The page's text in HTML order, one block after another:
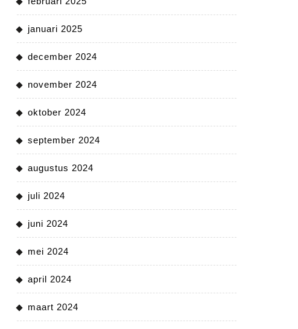
januari 2025
december 2024
november 2024
oktober 2024
september 2024
augustus 2024
juli 2024
juni 2024
mei 2024
april 2024
maart 2024